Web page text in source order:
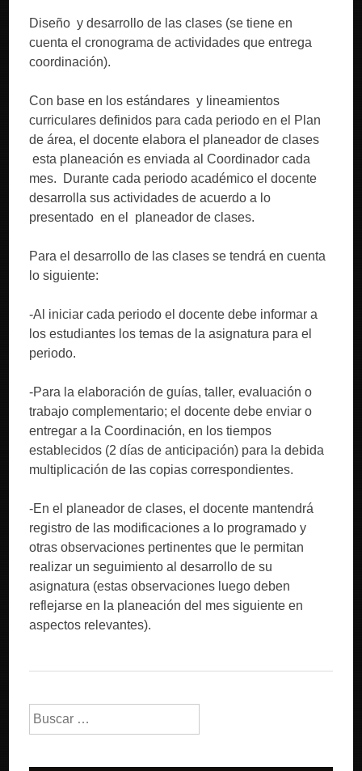
Diseño y desarrollo de las clases (se tiene en
cuenta el cronograma de actividades que entrega
coordinación).
Con base en los estándares y lineamientos
curriculares definidos para cada periodo en el Plan
de área, el docente elabora el planeador de clases
esta planeación es enviada al Coordinador cada
mes. Durante cada periodo académico el docente
desarrolla sus actividades de acuerdo a lo
presentado en el planeador de clases.
Para el desarrollo de las clases se tendrá en cuenta
lo siguiente:
-Al iniciar cada periodo el docente debe informar a
los estudiantes los temas de la asignatura para el
periodo.
-Para la elaboración de guías, taller, evaluación o
trabajo complementario; el docente debe enviar o
entregar a la Coordinación, en los tiempos
establecidos (2 días de anticipación) para la debida
multiplicación de las copias correspondientes.
-En el planeador de clases, el docente mantendrá
registro de las modificaciones a lo programado y
otras observaciones pertinentes que le permitan
realizar un seguimiento al desarrollo de su
asignatura (estas observaciones luego deben
reflejarse en la planeación del mes siguiente en
aspectos relevantes).
Buscar: